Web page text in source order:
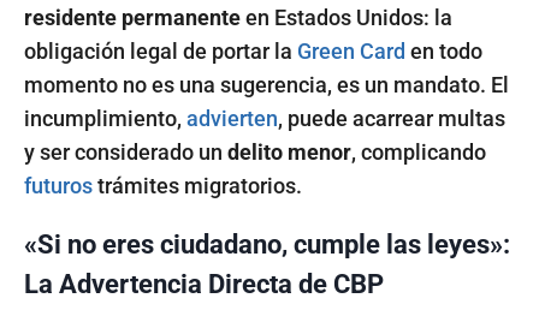
residente permanenteen Estados Unidos: la
obligación legal de portar la Green Card en todo
momento no es una sugerencia, es un mandato. El
incumplimiento, advierten, puede acarrear multas
y ser considerado un delito menor, complicando
futurostrámites migratorios.
«Si no eres ciudadano, cumple las leyes»:
La Advertencia Directa de CBP